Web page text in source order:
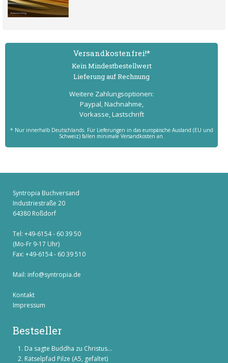
Versand­kostenfrei!*
Kein Mindest­bestell­wert
Lieferung auf Rechnung
Weitere Zahlungs­optionen:
Paypal, Nachnahme,
Vorkasse, Lastschrift
* Nur innerhalb Deutschlands. Für Lieferungen in das europäische Ausland (EU und
Schweiz) fallen minimale Versandkosten an.
Syntropia Buchversand
Industriestraße 20
64380 Roßdorf
Tel: +49-6154 - 60 39 50
(Mo-Fr 9-17 Uhr)
Fax: +49-6154 - 60 39 510
Mail: info@syntropia.de
Kontakt
Impressum
Bestseller
Da sagte Buddha zu Christus...
Rätselpfad Pilze (A5, gefaltet)